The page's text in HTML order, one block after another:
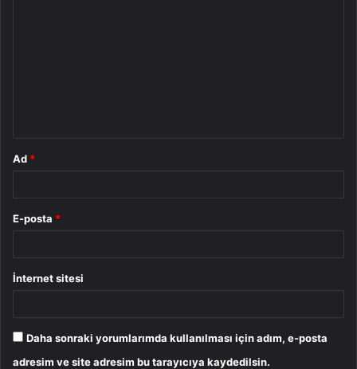
Ad *
E-posta *
İnternet sitesi
Daha sonraki yorumlarımda kullanılması için adım, e-posta
adresim ve site adresim bu tarayıcıya kaydedilsin.